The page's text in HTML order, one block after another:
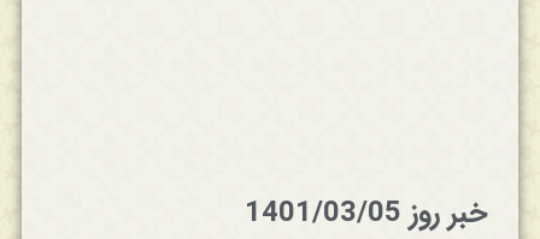
خبر روز 1401/03/05